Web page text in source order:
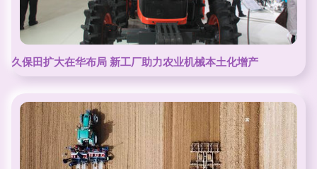
久保田扩大在华布局 新工厂助力农业机械本土化增产